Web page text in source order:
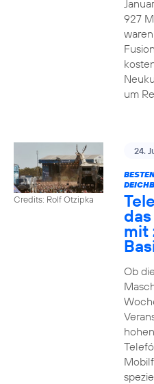
927
um
Credits: Rolf Otzipka
24.
mit
Ob